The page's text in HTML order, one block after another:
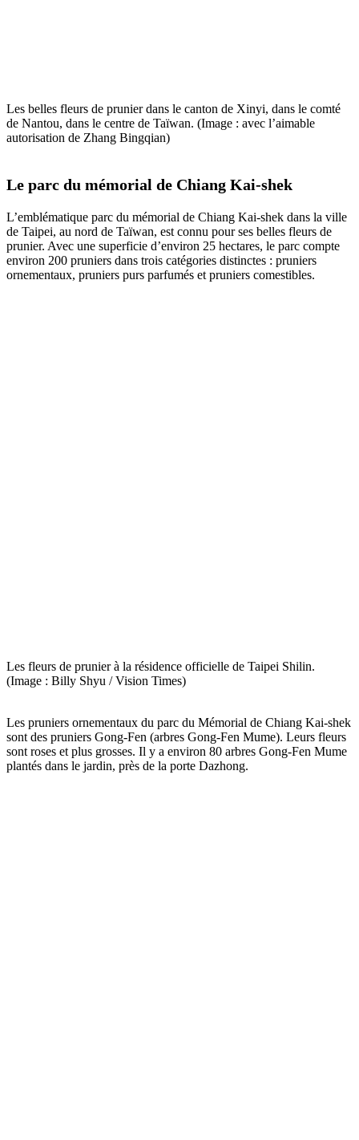
Les belles fleurs de prunier dans le canton de Xinyi, dans le comté
de Nantou, dans le centre de Taïwan. (Image : avec l’aimable
autorisation de Zhang Bingqian)
Le parc du mémorial de Chiang Kai-shek
L’emblématique parc du mémorial de Chiang Kai-shek dans la ville
de Taipei, au nord de Taïwan, est connu pour ses belles fleurs de
prunier. Avec une superficie d’environ 25 hectares, le parc compte
environ 200 pruniers dans trois catégories distinctes : pruniers
ornementaux, pruniers purs parfumés et pruniers comestibles.
Les fleurs de prunier à la résidence officielle de Taipei Shilin.
(Image : Billy Shyu / Vision Times)
Les pruniers ornementaux du parc du Mémorial de Chiang Kai-shek
sont des pruniers Gong-Fen (arbres Gong-Fen Mume). Leurs fleurs
sont roses et plus grosses. Il y a environ 80 arbres Gong-Fen Mume
plantés dans le jardin, près de la porte Dazhong.